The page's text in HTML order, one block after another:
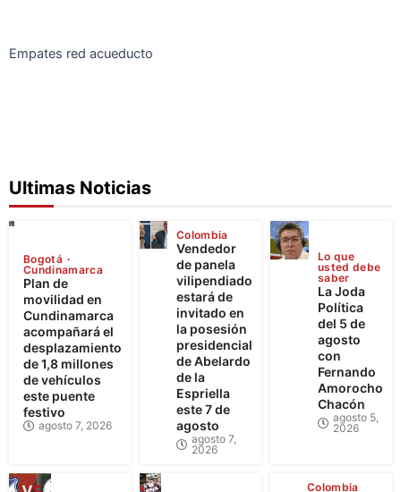
Empates red acueducto
Ultimas Noticias
Bogotá
Cundinamarca
Plan de
movilidad en
Cundinamarca
acompañará el
desplazamiento
de 1,8 millones
de vehículos
este puente
festivo
agosto 7, 2026
Colombia
Vendedor
de panela
vilipendiado
estará de
invitado en
la posesión
presidencial
de Abelardo
de la
Espriella
este 7 de
agosto
agosto 7,
2026
Lo que
usted debe
saber
La Joda
Política
del 5 de
agosto
con
Fernando
Amorocho
Chacón
agosto 5,
2026
Colombia